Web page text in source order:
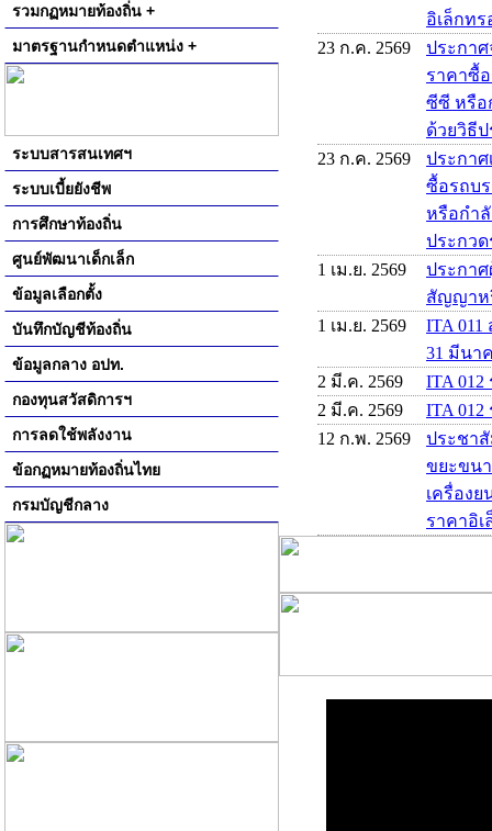
รวมกฏหมายท้องถิ่น +
มาตรฐานกำหนดตำแหน่ง +
ระบบสารสนเทศฯ
ระบบเบี้ยยังชีพ
การศึกษาท้องถิ่น
ศูนย์พัฒนาเด็กเล็ก
ข้อมูลเลือกตั้ง
บันทึกบัญชีท้องถิ่น
ข้อมูลกลาง อปท.
กองทุนสวัสดิการฯ
การลดใช้พลังงาน
ข้อกฏหมายท้องถิ่นไทย
กรมบัญชีกลาง
อิเล็กทร
23 ก.ค. 2569
ประกา
ราคาซื้
ซีซี หรือ
ด้วยวิธีป
23 ก.ค. 2569
ประกา
ซื้อรถบ
หรือกำ
ประกวด
1 เม.ย. 2569
ประกา
สัญญาห
1 เม.ย. 2569
ITA
31 มีนา
2 มี.ค. 2569
ITA
2 มี.ค. 2569
ITA
12 ก.พ. 2569
ประชา
ขยะขน
เครื่อง
ราคาอิเ